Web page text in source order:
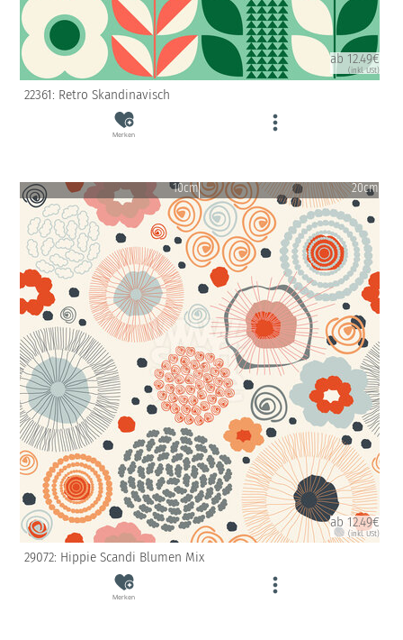
ab 12.49€
(inkl. USt)
22361: Retro Skandinavisch
Merken
10cm 20cm
ab 12.49€
(inkl. USt)
29072: Hippie Scandi Blumen Mix
Merken